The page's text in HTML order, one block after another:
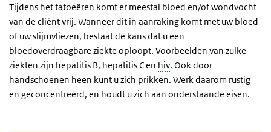
Tijdens het tatoeëren komt er meestal bloed en/of wondvocht
van de cliënt vrij. Wanneer dit in aanraking komt met uw bloed
of uw slijmvliezen, bestaat de kans dat u een
bloedoverdraagbare ziekte oploopt. Voorbeelden van zulke
ziekten zijn hepatitis B, hepatitis C en hiv. Ook door
handschoenen heen kunt u zich prikken. Werk daarom rustig
en geconcentreerd, en houdt u zich aan onderstaande eisen.